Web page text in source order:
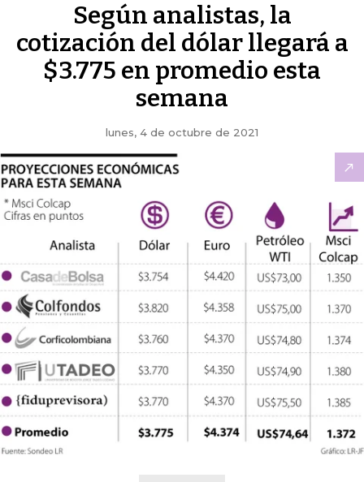
Según analistas, la
cotización del dólar llegará a
$3.775 en promedio esta
semana
lunes, 4 de octubre de 2021